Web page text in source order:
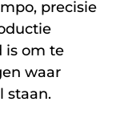
precisie
is om te
waar
staan.